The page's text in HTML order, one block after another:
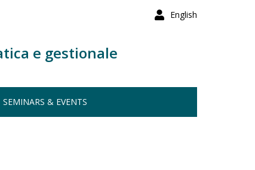
English
e gestionale
SEMINARS & EVENTS